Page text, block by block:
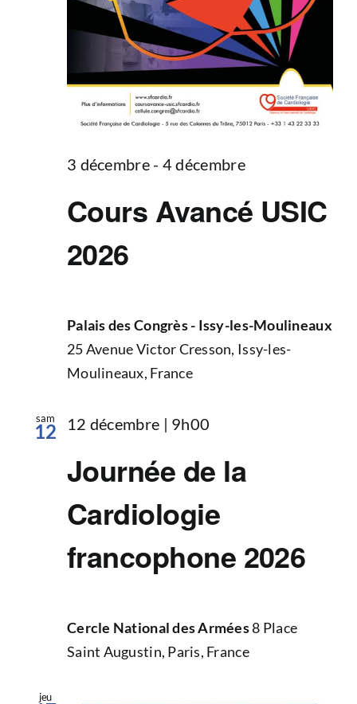
Cours Avancé USIC
2026
3 décembre- 4 décembre
Palais des Congrès - Issy-les-Moulineaux
25 Avenue Victor Cresson, Issy-les-
Moulineaux, France
sam
12
Journée de la
Cardiologie
francophone 2026
12 décembre | 9h00
Cercle National des Armées8 Place
Saint Augustin, Paris, France
jeu